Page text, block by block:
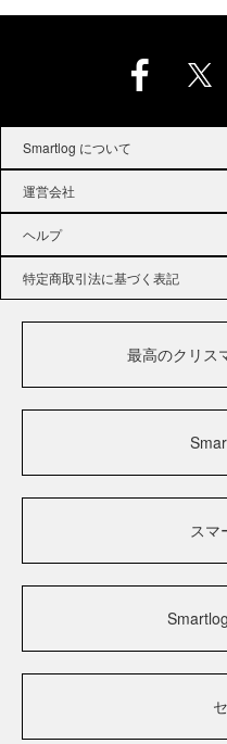
Smartlog について
運営会社
ヘルプ
特定商取引法に基づく表記
最高のクリス
スマ